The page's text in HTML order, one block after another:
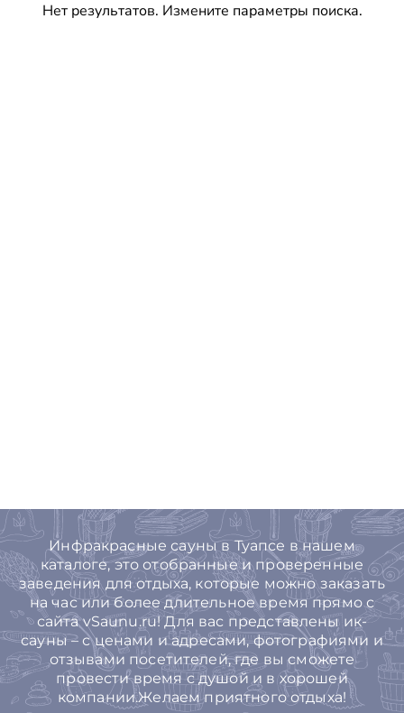
Нет результатов. Измените параметры поиска.
Инфракрасные сауны в Туапсе в нашем
каталоге, это отобранные и проверенные
заведения для отдыха, которые можно заказать
на час или более длительное время прямо с
сайта vSaunu.ru! Для вас представлены ик-
сауны – с ценами и адресами, фотографиями и
отзывами посетителей, где вы сможете
провести время с душой и в хорошей
компании.Желаем приятного отдыха!